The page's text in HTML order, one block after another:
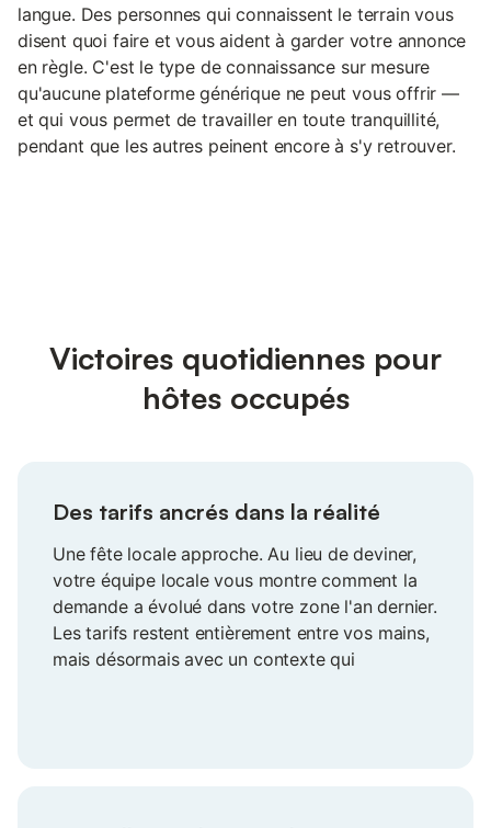
langue. Des personnes qui connaissent le terrain vous
disent quoi faire et vous aident à garder votre annonce
en règle. C'est le type de connaissance sur mesure
qu'aucune plateforme générique ne peut vous offrir —
et qui vous permet de travailler en toute tranquillité,
pendant que les autres peinent encore à s'y retrouver.
Victoires quotidiennes pour
hôtes occupés
Des tarifs ancrés dans la réalité
Une fête locale approche. Au lieu de deviner,
votre équipe locale vous montre comment la
demande a évolué dans votre zone l'an dernier.
Les tarifs restent entièrement entre vos mains,
mais désormais avec un contexte qui